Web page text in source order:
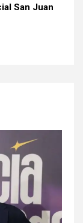
San Juan